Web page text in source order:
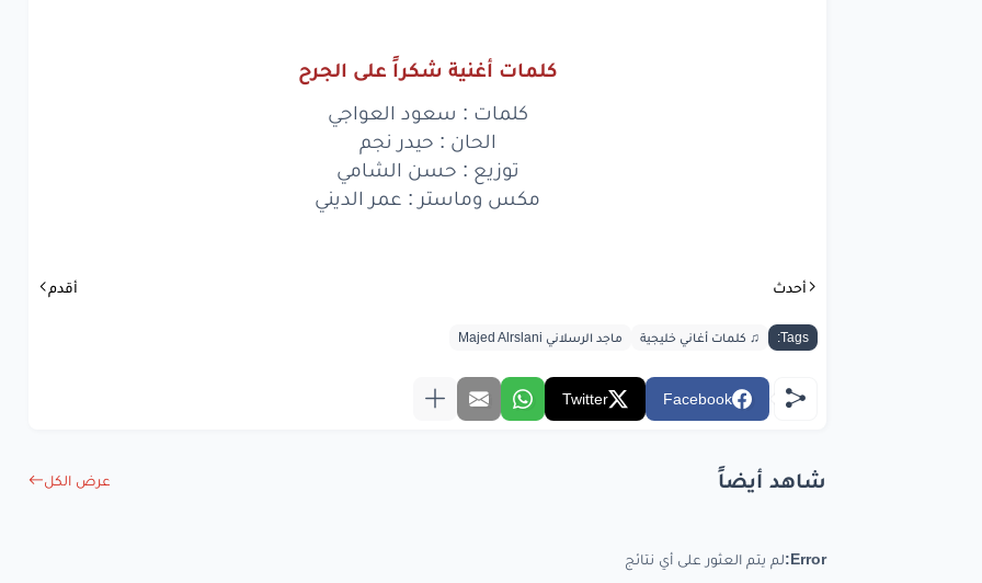
تعبت
سبة
وينك
التضحيات
وعدتووعودكشتات
خليتعيني ما تبات
www.lyrics-arabic.com
كلمات أغنية شكراً على الجرح
كلمات : سعود العواجي
الحان : حيدر نجم
توزيع : حسن الشامي
مكس وماستر : عمر الديني
أحدث أقدم
Tags: ♫ كلمات أغاني خليجية ماجد الرسلاني Majed Alrslani
Facebook
Twitter
شاهد أيضاً عرض الكل
Error: لم يتم العثور على أي نتائج